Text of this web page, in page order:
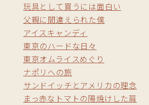
玩具として買うには面白い
父親に間違えられた僕
アイスキャンディ
東京のハードな日々
東京オムライスめぐり
ナポリへの旅
サンドイッチとアメリカの理念
まっ赤なトマトの陽焼けした肩